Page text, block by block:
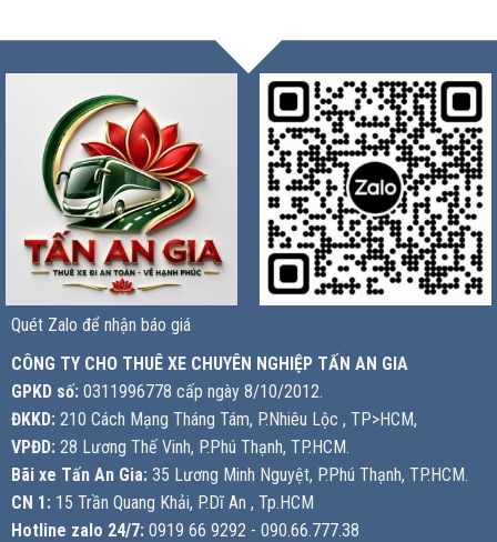
Quét Zalo để nhận báo giá
CÔNG TY CHO THUÊ XE CHUYÊN NGHIỆP TẤN AN GIA
GPKD số: 0311996778 cấp ngày 8/10/2012.
ĐKKD: 210 Cách Mạng Tháng Tám, P.Nhiêu Lộc , TP>HCM,
VPĐD: 28 Lương Thế Vinh, P.Phú Thạnh, TP.HCM.
Bãi xe Tấn An Gia: 35 Lương Minh Nguyệt, P.Phú Thạnh, TP.HCM.
CN 1: 15 Trần Quang Khải, P.Dĩ An , Tp.HCM
Hotline zalo 24/7: 0919 66 9292 - 090.66.777.38